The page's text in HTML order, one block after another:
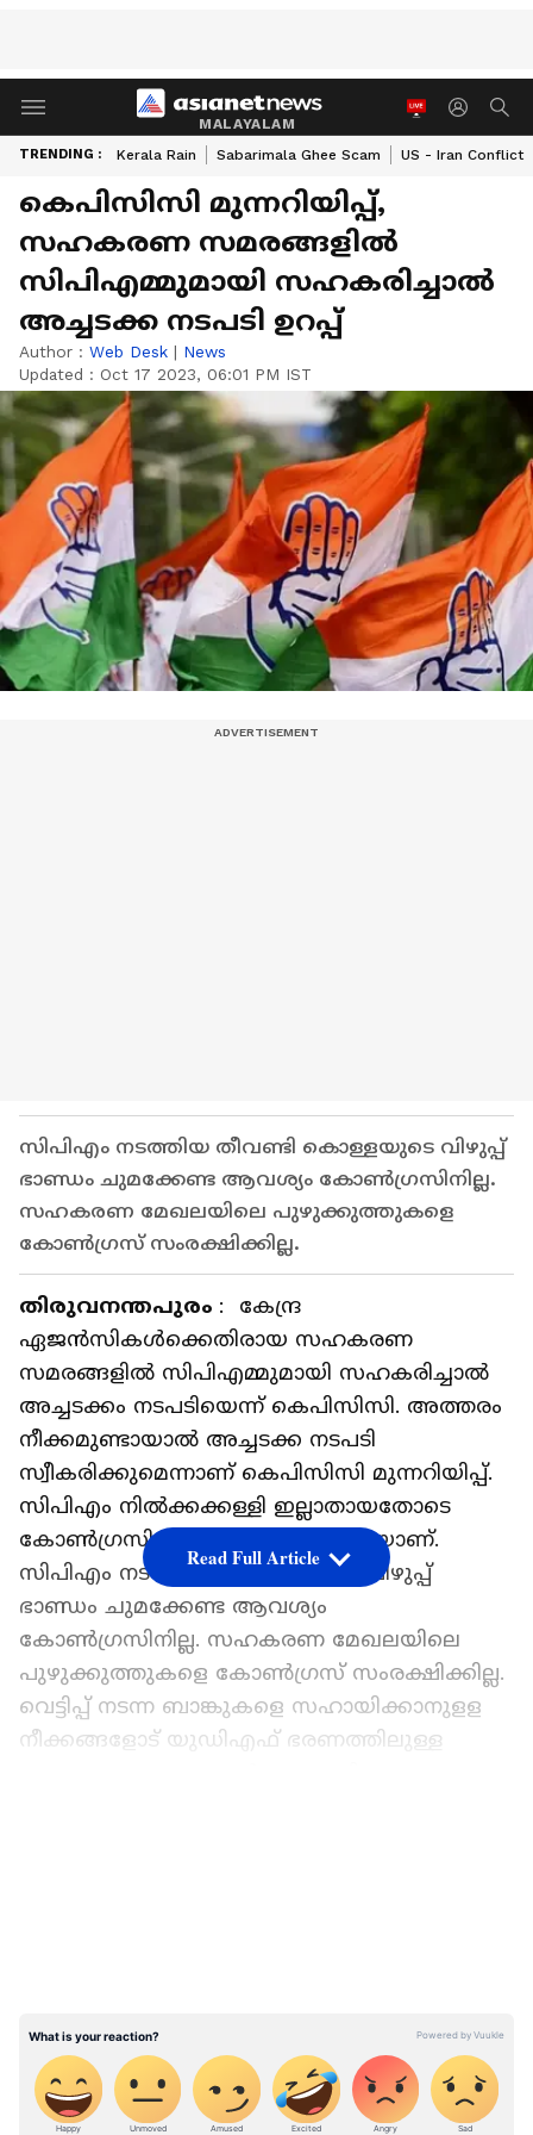
MALAYALAM
TRENDING : Kerala Rain Sabarimala Ghee Scam US - Iran Conflict
കെപിസിസി മുന്നറിയിപ്പ്,
സഹകരണ സമരങ്ങളിൽ
സിപിഎമ്മുമായി സഹകരിച്ചാല്‍
അച്ചടക്ക നടപടി ഉറപ്പ്
Author : Web Desk | News
Updated : Oct 17 2023, 06:01 PM IST
സിപിഎം നടത്തിയ തീവണ്ടി കൊള്ളയുടെ വിഴുപ്പ്
ഭാണ്ഡം ചുമക്കേണ്ട ആവശ്യം കോൺഗ്രസിനില്ല.
സഹകരണ മേഖലയിലെ പുഴുക്കുത്തുകളെ
കോൺഗ്രസ് സംരക്ഷിക്കില്ല.
തിരുവനന്തപുരം : കേന്ദ്ര
ഏജൻസികൾക്കെതിരായ സഹകരണ
സമരങ്ങളിൽ സിപിഎമ്മുമായി സഹകരിച്ചാല്‍
അച്ചടക്കം നടപടിയെന്ന് കെപിസിസി. അത്തരം
നീക്കമുണ്ടായാൽ അച്ചടക്ക നടപടി
സ്വീകരിക്കുമെന്നാണ് കെപിസിസി മുന്നറിയിപ്പ്.
സിപിഎം നിൽക്കക്കള്ളി ഇല്ലാതായതോടെ
കോൺഗ്രസിന്റെ പിന്തുണ തേടുകയാണ്.
സിപിഎം നടത്തിയ കൊള്ളയുടെ വിഴുപ്പ്
ഭാണ്ഡം ചുമക്കേണ്ട ആവശ്യം
കോൺഗ്രസിനില്ല. സഹകരണ മേഖലയിലെ
പുഴുക്കുത്തുകളെ കോൺഗ്രസ് സംരക്ഷിക്കില്ല.
വെട്ടിപ്പ് നടന്ന ബാങ്കുകളെ സഹായിക്കാനുളള
നീക്കങ്ങളോട് യുഡിഎഫ് ഭരണത്തിലുള്ള
നിർദ്ദേശിക്കുന്നു.
സ്വന്തം ഐപിഎൽ ടീം, എല്ലാവർക്കും 25
Read Full Article